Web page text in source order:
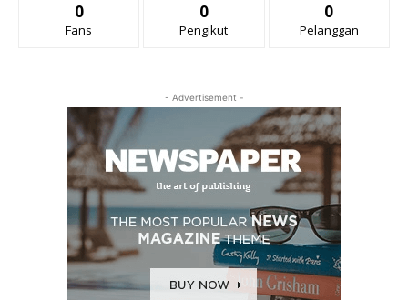
0
Fans
0
Pengikut
0
Pelanggan
- Advertisement -